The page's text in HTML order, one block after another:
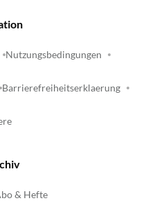
Nutzungsbedingungen
Barrierefreiheitserklaerung
& Hefte